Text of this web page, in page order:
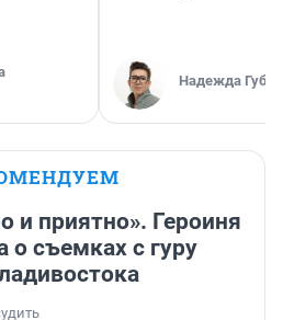
Надежда
и приятно». Героиня
съемках с гуру